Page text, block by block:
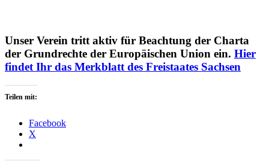
Unser Verein tritt aktiv für Beachtung der Charta
der Grundrechte der Europäischen Union ein. Hier
findet Ihr das Merkblatt des Freistaates Sachsen
Teilen mit:
Facebook
X